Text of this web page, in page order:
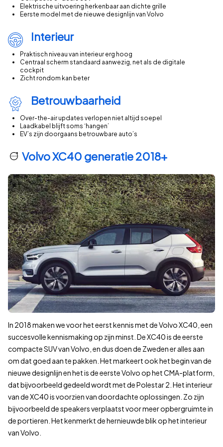
€20.000 – €25.000
€25.000 – €30.000
€30.000 – €35.000
€35.000 – €40.000
€40.000 – €45.000
€45.000 – €50.000
€50.000 – €55.000
€55.000 – €60.000
€60.000 – €65.000
Wat is de gemiddelde prijs per kilometerstand?
Gemiddelde prijs van een Volvo XC40 occasion per
0–10.000 km
20.000–30.000 km
30.000–40.000 km
40.000–50.000 km
50.000–60.000 km
60.000–70.000 km
70.000–80.000 km
80.000–90.000 km
90.000–100.000 km
100.000–110.000 km
110.000–120.000 km
120.000–130.000 km
130.000–140.000 km
140.000–150.000 km
150.000–160.000 km
160.000–170.000 km
170.000–180.000 km
180.000–190.000 km
190.000–200.000 km
200.000–210.000 km
210.000–220.000 km
Elektrische uitvoering herkenbaar aan dichte grille
Eerste model met de nieuwe designlijn van Volvo
Interieur
Praktisch niveau van interieur erg hoog
Centraal scherm standaard aanwezig, net als de digitale
cockpit
Zicht rondom kan beter
Betrouwbaarheid
Over-the-air updates verlopen niet altijd soepel
Laadkabel blijft soms ‘hangen’
EV’s zijn doorgaans betrouwbare auto’s
Volvo XC40 generatie 2018+
In 2018 maken we voor het eerst kennis met de Volvo XC40, een
succesvolle kennismaking op zijn minst. De XC40 is de eerste
compacte SUV van Volvo, en dus doen de Zweden er alles aan
om dat goed aan te pakken. Het markeert ook het begin van de
nieuwe designlijn en het is de eerste Volvo op het CMA-platform,
dat bijvoorbeeld gedeeld wordt met de Polestar 2. Het interieur
van de XC40 is voorzien van doordachte oplossingen. Zo zijn
bijvoorbeeld de speakers verplaatst voor meer opbergruimte in
de portieren. Het kenmerkt de hernieuwde blik op het interieur
van Volvo.